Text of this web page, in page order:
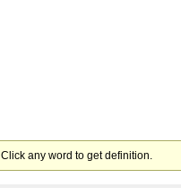
Click any word to get definition.